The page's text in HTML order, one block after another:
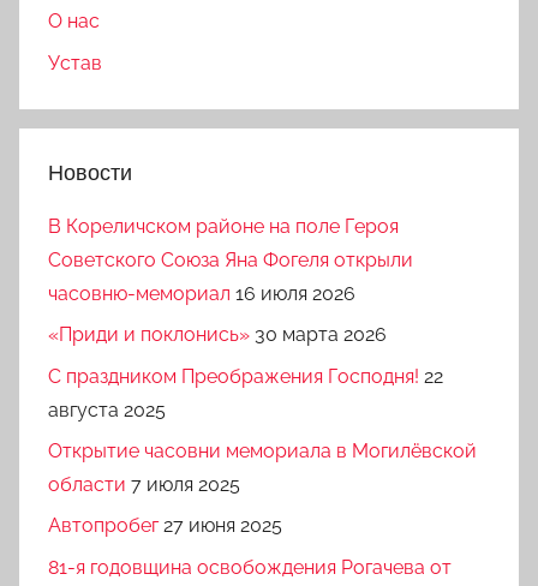
О нас
Устав
Новости
В Кореличском районе на поле Героя
Советского Союза Яна Фогеля открыли
часовню-мемориал 16 июля 2026
«Приди и поклонись» 30 марта 2026
C праздником Преображения Господня! 22
августа 2025
Открытие часовни мемориала в Могилёвской
области 7 июля 2025
Автопробег 27 июня 2025
81-я годовщина освобождения Рогачева от